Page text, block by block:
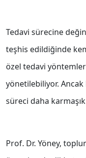
Tedavi sürecine
teşhis edildiğinde
özel tedavi
yönetilebiliyor.
süreci daha
Prof. Dr. Yöney,